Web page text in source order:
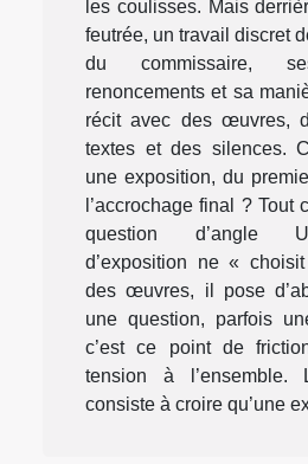
les coulisses. Mais
feutrée, un travail discret
du commissaire,
renoncements et sa
récit avec des œuvres,
textes et des silences.
une exposition, du
l’accrochage final ? Tout
question d’angle
d’exposition ne «
des œuvres, il pose
une question, parfois
c’est ce point de
tension à l’ensemble.
consiste à croire qu’une